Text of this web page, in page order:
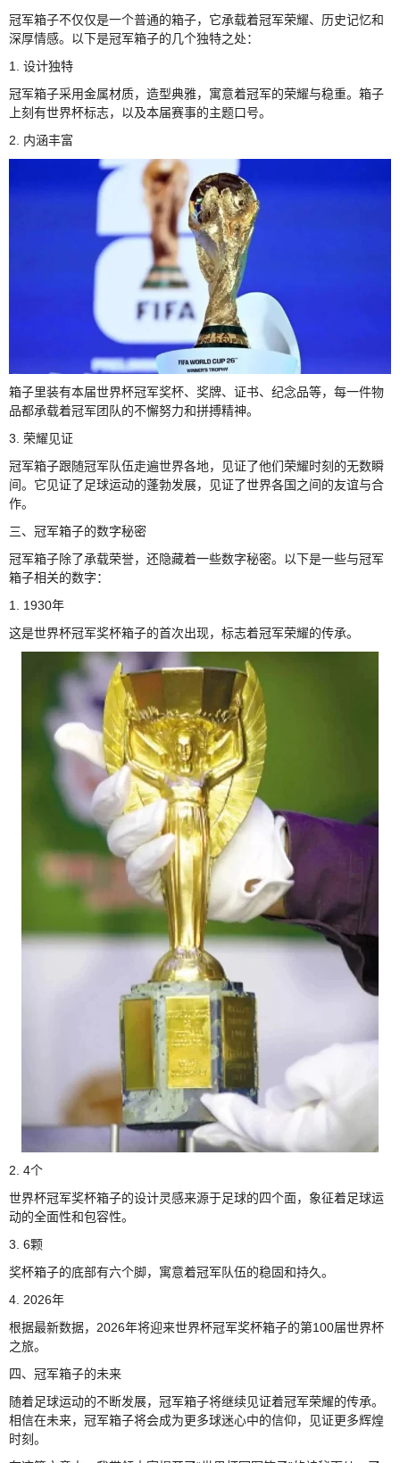
冠军箱子不仅仅是一个普通的箱子，它承载着冠军荣耀、历史记忆和
深厚情感。以下是冠军箱子的几个独特之处：
1. 设计独特
冠军箱子采用金属材质，造型典雅，寓意着冠军的荣耀与稳重。箱子
上刻有世界杯标志，以及本届赛事的主题口号。
2. 内涵丰富
箱子里装有本届世界杯冠军奖杯、奖牌、证书、纪念品等，每一件物
品都承载着冠军团队的不懈努力和拼搏精神。
3. 荣耀见证
冠军箱子跟随冠军队伍走遍世界各地，见证了他们荣耀时刻的无数瞬
间。它见证了足球运动的蓬勃发展，见证了世界各国之间的友谊与合
作。
三、冠军箱子的数字秘密
冠军箱子除了承载荣誉，还隐藏着一些数字秘密。以下是一些与冠军
箱子相关的数字：
1. 1930年
这是世界杯冠军奖杯箱子的首次出现，标志着冠军荣耀的传承。
2. 4个
世界杯冠军奖杯箱子的设计灵感来源于足球的四个面，象征着足球运
动的全面性和包容性。
3. 6颗
奖杯箱子的底部有六个脚，寓意着冠军队伍的稳固和持久。
4. 2026年
根据最新数据，2026年将迎来世界杯冠军奖杯箱子的第100届世界杯
之旅。
四、冠军箱子的未来
随着足球运动的不断发展，冠军箱子将继续见证着冠军荣耀的传承。
相信在未来，冠军箱子将会成为更多球迷心中的信仰，见证更多辉煌
时刻。